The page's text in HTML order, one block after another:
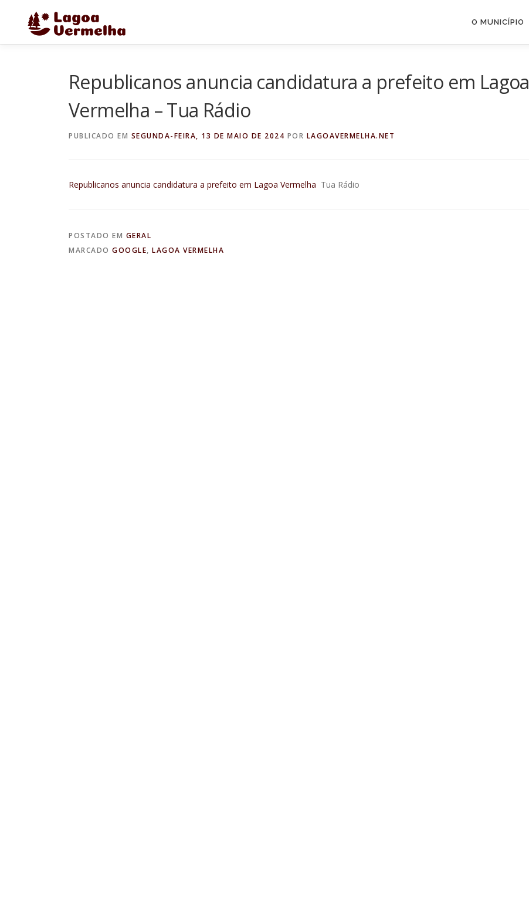
conteúdo
O MUNICÍPIO
Republicanos anuncia candidatura a prefeito em Lagoa
Vermelha – Tua Rádio
PUBLICADO EM SEGUNDA-FEIRA, 13 DE MAIO DE 2024 POR LAGOAVERMELHA.NET
Republicanos anuncia candidatura a prefeito em Lagoa Vermelha Tua Rádio
POSTADO EM GERAL
MARCADO GOOGLE, LAGOA VERMELHA